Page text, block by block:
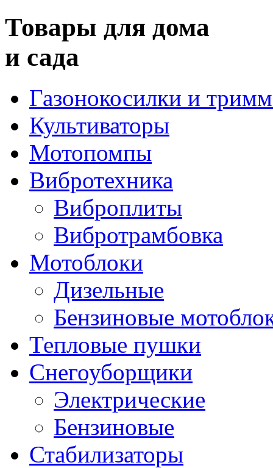
Товары для дома
и сада
Газонокосилки и
Культиваторы
Мотопомпы
Вибротехника
Виброплиты
Вибротрамбовка
Мотоблоки
Дизельные
Бензиновые
Тепловые пушки
Снегоуборщики
Электрические
Бензиновые
Стабилизаторы